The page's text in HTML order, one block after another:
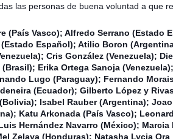
las personas de buena voluntad a que
(País Vasco); Alfredo Serrano (Estado
Español); Atilio Boron
Cris González (Venezuela);
Erika Ortega Sanoja
Lugo (Paraguay); Fernando
(Ecuador); Gilberto López y
Isabel Rauber (Argentina);
Katu Arkonada (País Vasco);
Hernández Navarro (México);
Zelaya (Honduras); Natasha Lycia